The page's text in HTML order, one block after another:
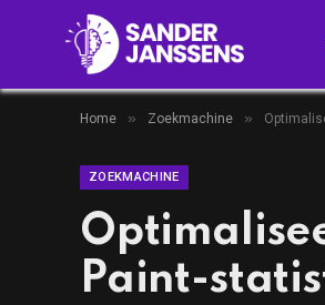
Home » Zoekmachine »
ZOEKMACHINE
Paint-